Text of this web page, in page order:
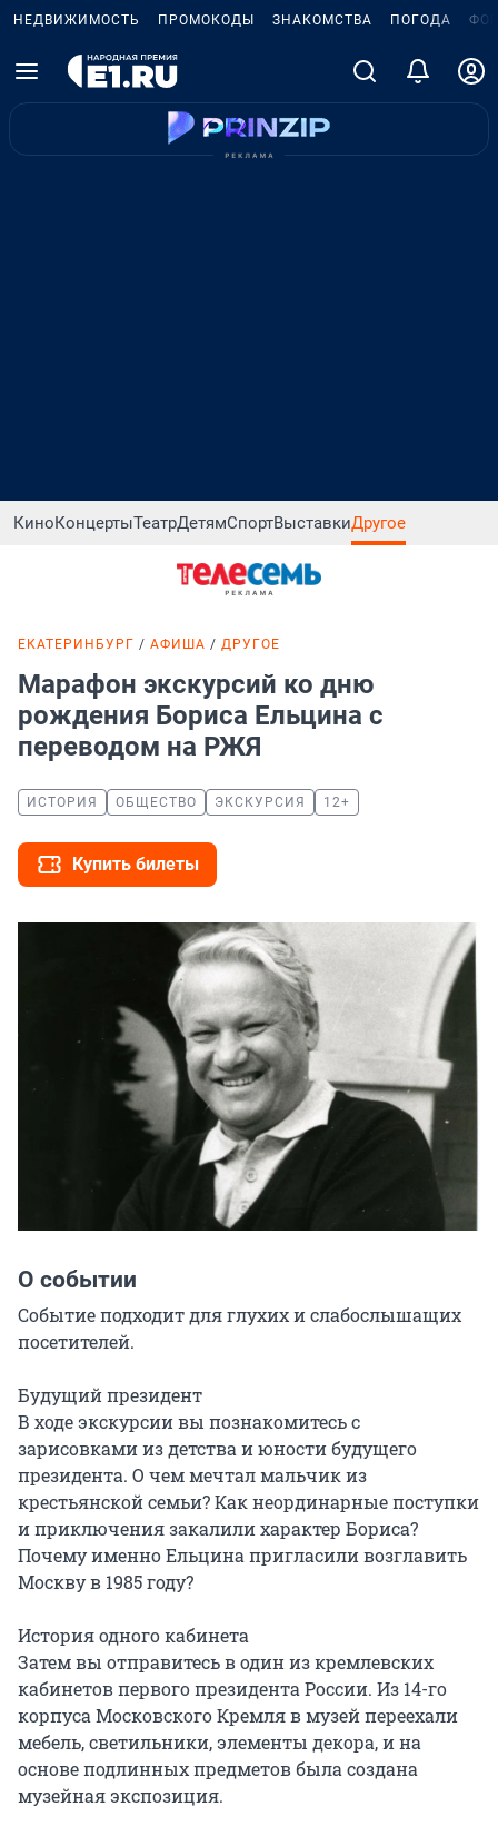
НЕДВИЖИМОСТЬ ПРОМОКОДЫ ЗНАКОМСТВА ПОГОДА
КиноКонцертыТеатрДетямСпортВыставкиДругое
ЕКАТЕРИНБУРГ АФИША ДРУГОЕ
Марафон экскурсий ко дню
рождения Бориса Ельцина с
переводом на РЖЯ
ИСТОРИЯ ОБЩЕСТВО ЭКСКУРСИЯ 12+
Купить билеты
О событии
Событие подходит для глухих и слабослышащих
посетителей.
Будущий президент
В ходе экскурсии вы познакомитесь с
зарисовками из детства и юности будущего
президента. О чем мечтал мальчик из
крестьянской семьи? Как неординарные поступки
и приключения закалили характер Бориса?
Почему именно Ельцина пригласили возглавить
Москву в 1985 году?
История одного кабинета
Затем вы отправитесь в один из кремлевских
кабинетов первого президента России. Из 14-го
корпуса Московского Кремля в музей переехали
мебель, светильники, элементы декора, и на
основе подлинных предметов была создана
музейная экспозиция.